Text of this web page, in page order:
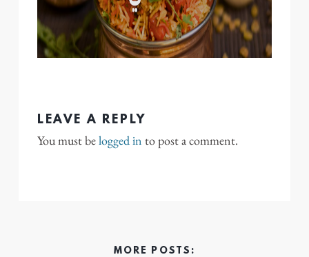
LEAVE A REPLY
You must belogged in to post a comment.
MORE POSTS: